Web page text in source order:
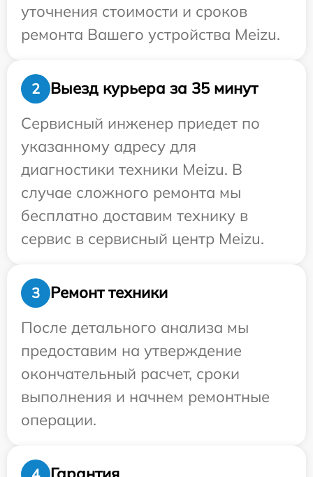
уточнения стоимости и сроков
ремонта Вашего устройства Meizu.
2
Выезд курьера за 35 минут
Сервисный инженер приедет по
указанному адресу для
диагностики техники Meizu. В
случае сложного ремонта мы
бесплатно доставим технику в
сервис в сервисный центр Meizu.
3
Ремонт техники
После детального анализа мы
предоставим на утверждение
окончательный расчет, сроки
выполнения и начнем ремонтные
операции.